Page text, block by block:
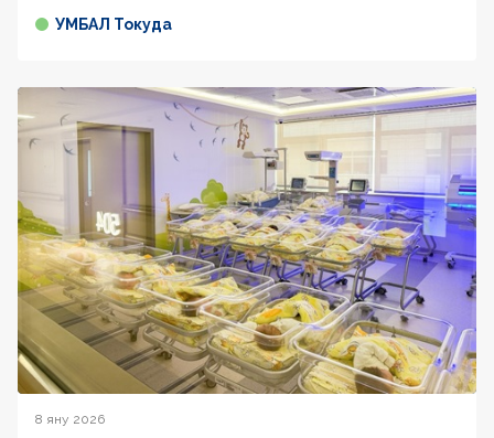
УМБАЛ Токуда
8 яну 2026